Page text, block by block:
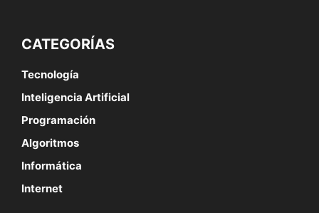
CATEGORÍAS
Tecnología
Inteligencia Artificial
Programación
Algoritmos
Informática
Internet